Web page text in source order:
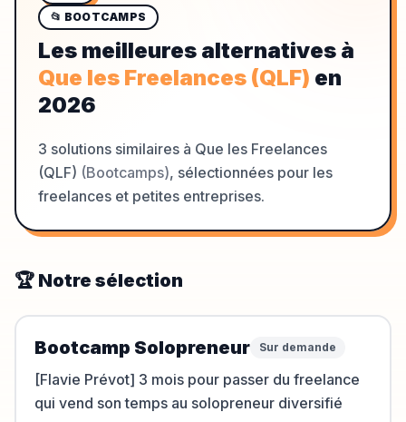
📂 BOOTCAMPS
Les meilleures alternatives à
Que les Freelances (QLF) en
2026
3 solutions similaires à Que les Freelances
(QLF) (Bootcamps), sélectionnées pour les
freelances et petites entreprises.
🏆 Notre sélection
Bootcamp Solopreneur Sur demande
[Flavie Prévot] 3 mois pour passer du freelance
qui vend son temps au solopreneur diversifié